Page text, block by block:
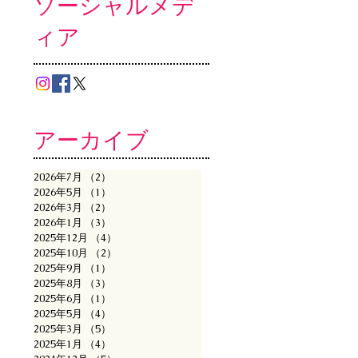
ソーシャルメデ
ィア
アーカイブ
2026年7月 （2）
2026年5月
（1）
2026年3月
（2）
2026年1月
（3）
2025年12月
（4）
2025年10月
（2）
2025年9月
（1）
2025年8月
（3）
2025年6月
（1）
2025年5月
（4）
2025年3月
（5）
2025年1月
（4）